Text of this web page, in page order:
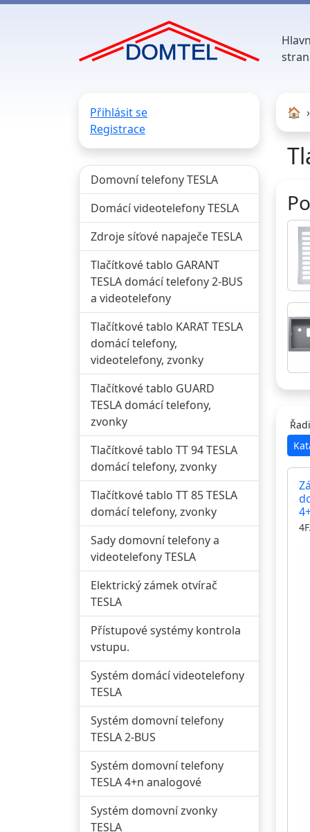
Přihlásit se
Registrace
Domovní telefony TESLA
Domácí videotelefony TESLA
Zdroje síťové napaječe TESLA
Tlačítkové tablo GARANT
TESLA domácí telefony 2-BUS
a videotelefony
Tlačítkové tablo KARAT TESLA
domácí telefony,
videotelefony, zvonky
Tlačítkové tablo GUARD
TESLA domácí telefony,
zvonky
Tlačítkové tablo TT 94 TESLA
domácí telefony, zvonky
Tlačítkové tablo TT 85 TESLA
domácí telefony, zvonky
Sady domovní telefony a
videotelefony TESLA
Elektrický zámek otvírač
TESLA
Přístupové systémy kontrola
vstupu.
Systém domácí videotelefony
TESLA
Systém domovní telefony
TESLA 2-BUS
Systém domovní telefony
TESLA 4+n analogové
Systém domovní zvonky
TESLA
🏠︎